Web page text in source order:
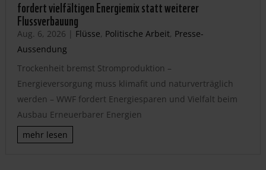
fordert vielfältigen Energiemix statt weiterer
Flussverbauung
Aug. 6, 2026 | Flüsse, Politische Arbeit, Presse-
Aussendung
Trockenheit bremst Stromproduktion –
Energieversorgung muss klimafit und naturverträglich
werden – WWF fordert Energiesparen und Vielfalt beim
Ausbau Erneuerbarer Energien
mehr lesen